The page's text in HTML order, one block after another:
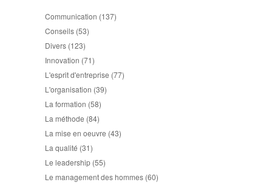
Communication (137)
Conseils (53)
Divers (123)
Innovation (71)
L'esprit d'entreprise (77)
L'organisation (39)
La formation (58)
La méthode (84)
La mise en oeuvre (43)
La qualité (31)
Le leadership (55)
Le management des hommes (60)